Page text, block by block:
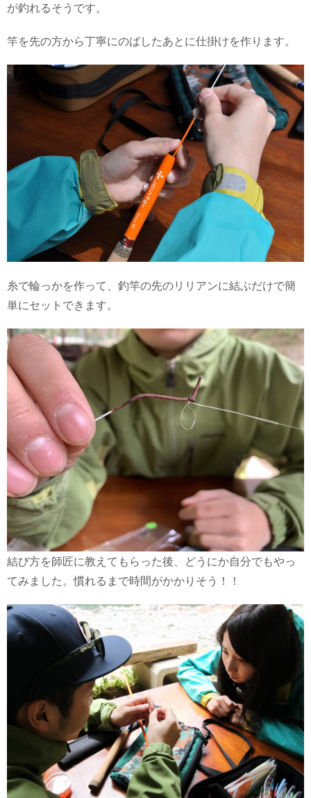
が釣れるそうです。
竿を先の方から丁寧にのばしたあとに仕掛けを作ります。
糸で輪っかを作って、釣竿の先のリリアンに結ぶだけで簡
単にセットできます。
結び方を師匠に教えてもらった後、どうにか自分でもやっ
てみました。慣れるまで時間がかかりそう！！